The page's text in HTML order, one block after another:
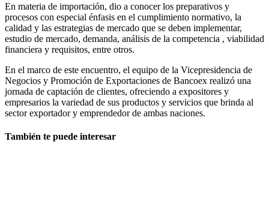
En materia de importación, dio a conocer los preparativos y
procesos con especial énfasis en el cumplimiento normativo, la
calidad y las estrategias de mercado que se deben implementar,
estudio de mercado, demanda, análisis de la competencia , viabilidad
financiera y requisitos, entre otros.
En el marco de este encuentro, el equipo de la Vicepresidencia de
Negocios y Promoción de Exportaciones de Bancoex realizó una
jornada de captación de clientes, ofreciendo a expositores y
empresarios la variedad de sus productos y servicios que brinda al
sector exportador y emprendedor de ambas naciones.
También te puede interesar